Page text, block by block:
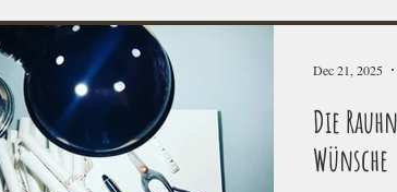
Die
Wünsche
Dec 21, 2025